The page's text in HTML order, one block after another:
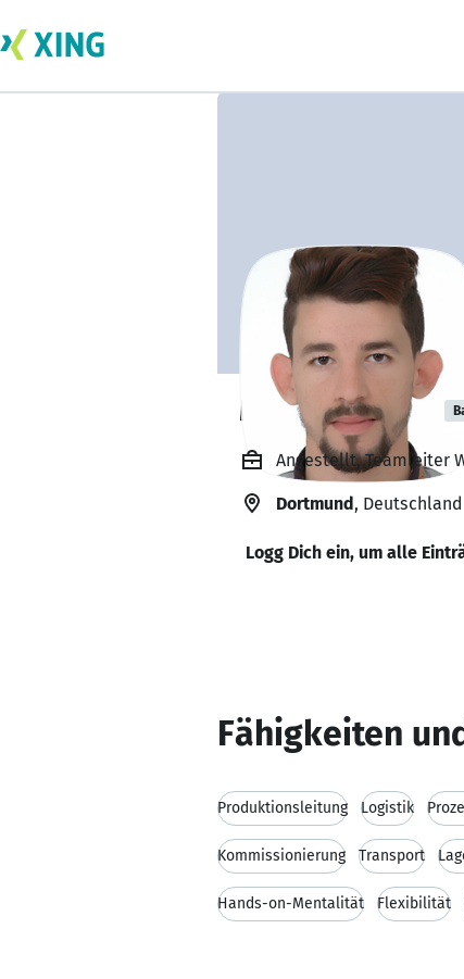
Mounir Kachal
Angestellt, Teamleiter
Dortmund, Deutschland
Logg Dich ein, um alle
Fähigkeiten
Produktionsleitung Logistik
Kommissionierung Transport
Hands-on-Mentalität Flexibilität